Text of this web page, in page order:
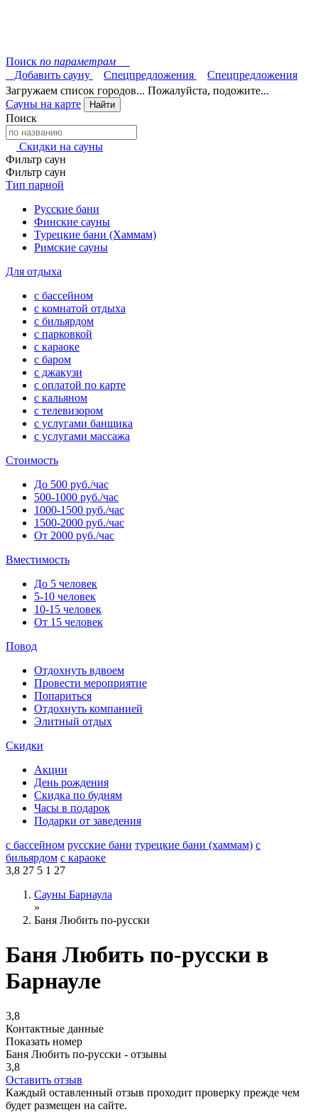
Поиск по параметрам
Добавить сауну
Спецпредложения
Спецпредложения
Загружаем список городов... Пожалуйста, подожите...
Сауны на карте
Найти
Поиск
Скидки на сауны
Фильтр саун
Фильтр саун
Тип парной
Русские бани
Финские сауны
Турецкие бани (Хаммам)
Римские сауны
Для отдыха
с бассейном
с комнатой отдыха
с бильярдом
с парковкой
с караоке
с баром
с джакузи
с оплатой по карте
с кальяном
с телевизором
с услугами банщика
с услугами массажа
Стоимость
До 500 руб./час
500-1000 руб./час
1000-1500 руб./час
1500-2000 руб./час
От 2000 руб./час
Вместимость
До 5 человек
5-10 человек
10-15 человек
От 15 человек
Повод
Отдохнуть вдвоем
Провести мероприятие
Попариться
Отдохнуть компанией
Элитный отдых
Скидки
Акции
День рождения
Скидка по будням
Часы в подарок
Подарки от заведения
с бассейном русские бани турецкие бани (хаммам) с
бильярдом с караоке
3,8 27 5 1 27
Сауны Барнаула
»
Баня Любить по-русски
Баня Любить по-русски в
Барнауле
3,8
Контактные данные
Показать номер
Баня Любить по-русски - отзывы
3,8
Оставить отзыв
Каждый оставленный отзыв проходит проверку прежде чем
будет размещен на сайте.